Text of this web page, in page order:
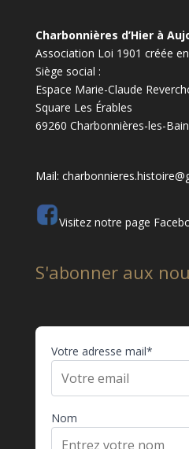
Charbonnières d’Hier à
Association Loi 1901 créée
Siège social :
Espace Marie-Claude
Square Les Érables
69260 Charbonnières-les-
Mail:
Visitez notre page
S'abonner aux
Votre adresse mail*
Nom